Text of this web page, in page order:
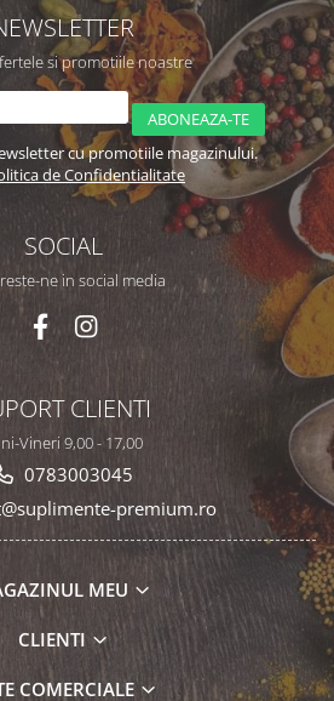
si promotiile noastre
cu promotiile magazinului.
de Confidentialitate
SOCIAL
ne in social media
CLIENTI
Vineri 9,00 - 17,00
0783003045
premium.ro
MEU
CLIENTI
COMERCIALE